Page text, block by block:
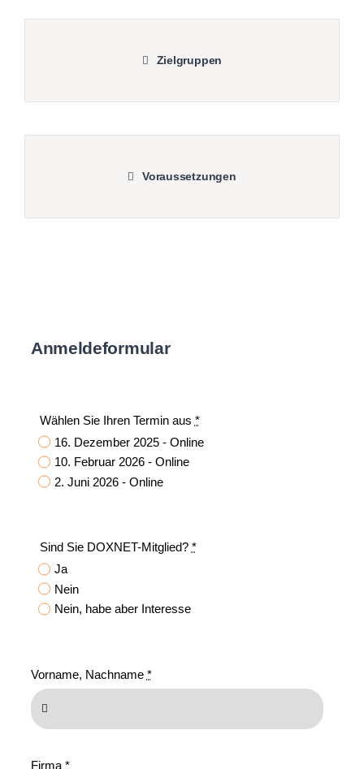
Zielgruppen
Voraussetzungen
Anmeldeformular
Wählen Sie Ihren Termin aus *
16. Dezember 2025 - Online
10. Februar 2026 - Online
2. Juni 2026 - Online
Sind Sie DOXNET-Mitglied? *
Ja
Nein
Nein, habe aber Interesse
Vorname, Nachname *
Firma *